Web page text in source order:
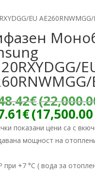
EU
€
€
показани цени са с
мощност на
при +7 °C ( вода за